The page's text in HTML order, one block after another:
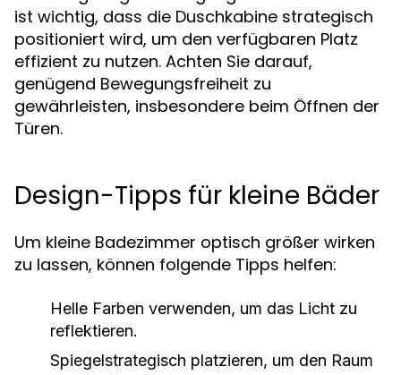
ist wichtig, dass die Duschkabine strategisch
positioniert wird, um den verfügbaren Platz
effizient zu nutzen. Achten Sie darauf,
genügend Bewegungsfreiheit zu
gewährleisten, insbesondere beim Öffnen der
Türen.
Design-Tipps für kleine Bäder
Um kleine Badezimmer optisch größer wirken
zu lassen, können folgende Tipps helfen:
Helle Farben verwenden, um das Licht zu
reflektieren.
Spiegelstrategisch platzieren, um den Raum